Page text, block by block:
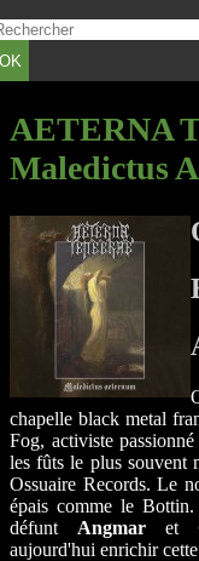
OK
AETERNA
Maledictus
chapelle black metal
Fog, activiste
les fûts le plus souvent
Ossuaire Records. Le
épais comme le
défunt Angmar et
aujourd'hui enrichir